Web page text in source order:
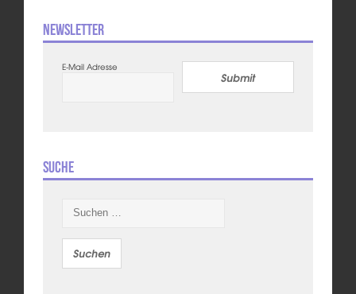
Newsletter
E-Mail Adresse
Submit
Suche
nach: